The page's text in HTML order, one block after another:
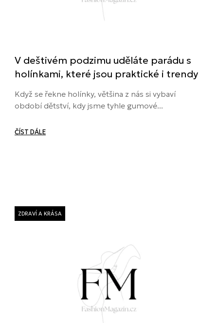
V deštivém podzimu uděláte parádu s
holínkami, které jsou praktické i trendy
Když se řekne holínky, většina z nás si vybaví
období dětství, kdy jsme tyhle gumové...
ČÍST DÁLE
ZDRAVÍ A KRÁSA